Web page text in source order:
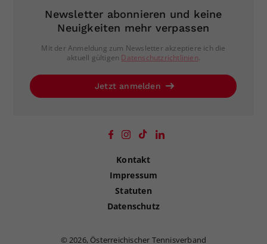
Newsletter abonnieren und keine
Neuigkeiten mehr verpassen
Mit der Anmeldung zum Newsletter akzeptiere ich die
aktuell gültigen Datenschutzrichtlinien.
Jetzt anmelden
Kontakt
Impressum
Statuten
Datenschutz
©2026, Österreichischer Tennisverband